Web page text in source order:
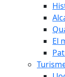
El